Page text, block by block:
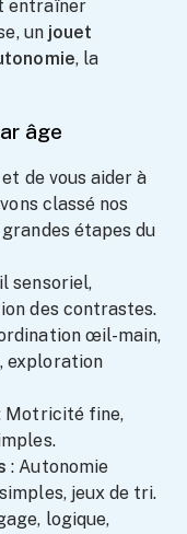
entraîner
un jouet
, la
âge
de vous aider à
classé nos
étapes du
sensoriel,
des contrastes.
œil-main,
exploration
Motricité fine,
: Autonomie
simples, jeux de tri.
logique,